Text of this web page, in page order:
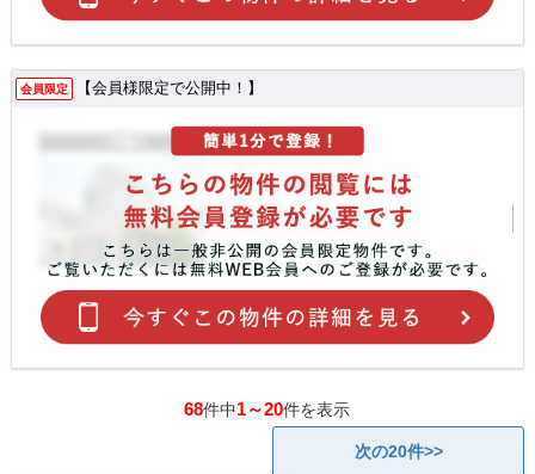
会員限定 【会員様限定で公開中！】
68件中1～20件を表示
次の20件>>